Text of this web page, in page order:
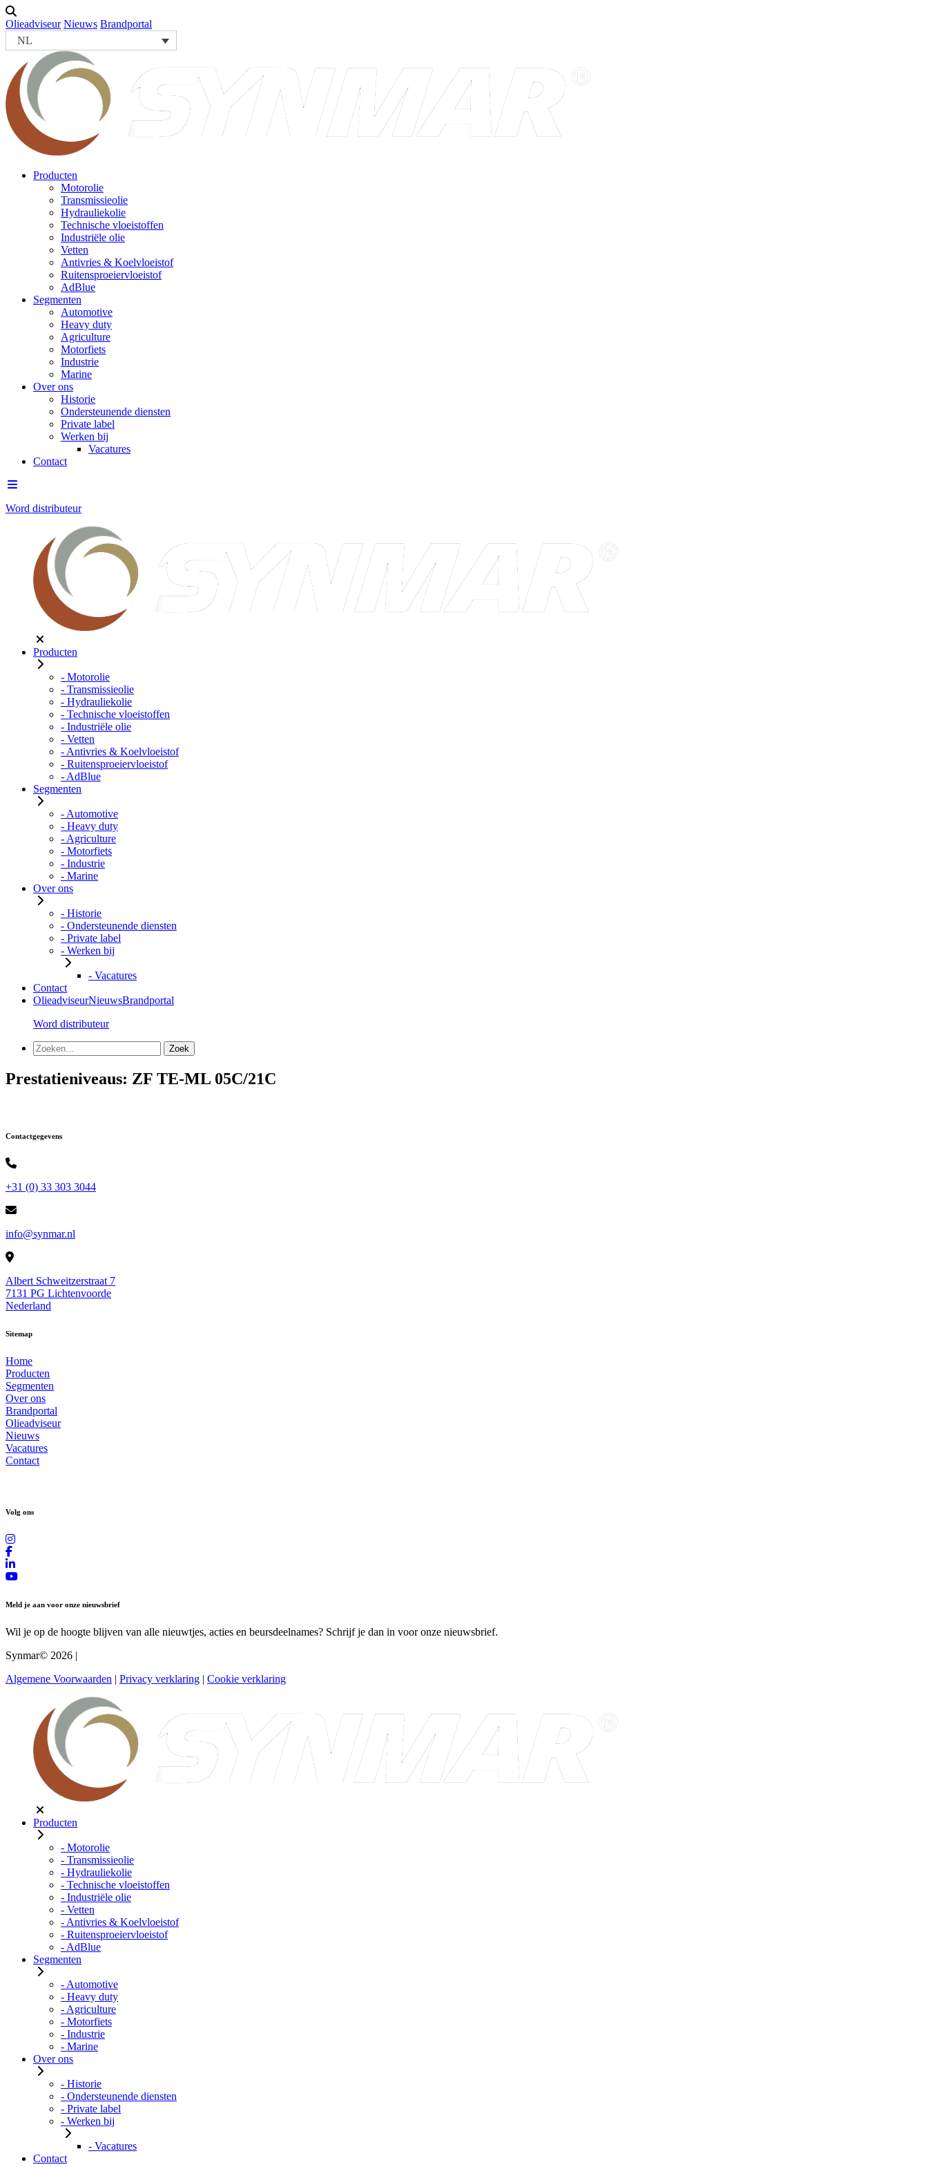
Olieadviseur Nieuws Brandportal
NL
Producten
Motorolie
Transmissieolie
Hydrauliekolie
Technische vloeistoffen
Industriële olie
Vetten
Antivries & Koelvloeistof
Ruitensproeiervloeistof
AdBlue
Segmenten
Automotive
Heavy duty
Agriculture
Motorfiets
Industrie
Marine
Over ons
Historie
Ondersteunende diensten
Private label
Werken bij
Vacatures
Contact
Word distributeur
Producten
- Motorolie
- Transmissieolie
- Hydrauliekolie
- Technische vloeistoffen
- Industriële olie
- Vetten
- Antivries & Koelvloeistof
- Ruitensproeiervloeistof
- AdBlue
Segmenten
- Automotive
- Heavy duty
- Agriculture
- Motorfiets
- Industrie
- Marine
Over ons
- Historie
- Ondersteunende diensten
- Private label
- Werken bij
- Vacatures
Contact
OlieadviseurNieuwsBrandportal
Word distributeur
Prestatieniveaus: ZF TE-ML 05C/21C
Contactgegevens
+31 (0) 33 303 3044
info@synmar.nl
Albert Schweitzerstraat 7
7131 PG Lichtenvoorde
Nederland
Sitemap
Home
Producten
Segmenten
Over ons
Brandportal
Olieadviseur
Nieuws
Vacatures
Contact
Volg ons
Meld je aan voor onze nieuwsbrief
Wil je op de hoogte blijven van alle nieuwtjes, acties en beursdeelnames? Schrijf je dan in voor onze nieuwsbrief.
Synmar© 2026 |
Algemene Voorwaarden | Privacy verklaring | Cookie verklaring
Producten
- Motorolie
- Transmissieolie
- Hydrauliekolie
- Technische vloeistoffen
- Industriële olie
- Vetten
- Antivries & Koelvloeistof
- Ruitensproeiervloeistof
- AdBlue
Segmenten
- Automotive
- Heavy duty
- Agriculture
- Motorfiets
- Industrie
- Marine
Over ons
- Historie
- Ondersteunende diensten
- Private label
- Werken bij
- Vacatures
Contact